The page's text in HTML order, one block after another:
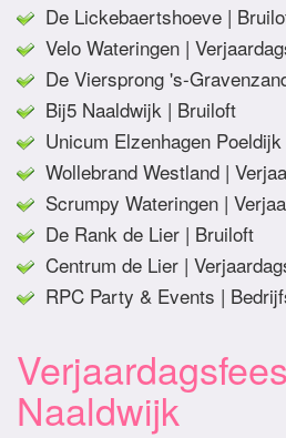
De Lickebaertshoeve |
Velo Wateringen |
De Viersprong 's-
Bij5 Naaldwijk | Bruiloft
Unicum Elzenhagen
Wollebrand Westland |
Scrumpy Wateringen |
De Rank de Lier | Bruiloft
Centrum de Lier |
RPC Party & Events |
Naaldwijk